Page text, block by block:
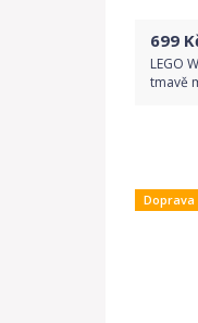
699
LEGO
tmavě